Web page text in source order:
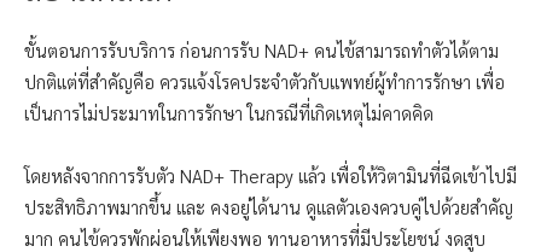
ขั้นตอนการรับบริการ ก่อนการรับ NAD+ คนไข้สามารถทำตัวได้ตาม
ปกติแต่ที่สำคัญคือ ควรแจ้งโรคประจำตัวกับแพทย์ผู้ทำการรักษา เพื่อ
เป็นการไม่ประมาทในการรักษา ในกรณีที่เกิดเหตุไม่คาดคิด
โดยหลังจากการรับตัว NAD+ Therapy แล้ว เพื่อให้วิตามินที่ฉีดเข้าไปมี
ประสิทธิภาพมากขึ้น และ คงอยู่ได้นาน ดูแลตัวเองควบคู่ไปด้วยสำคัญ
มาก คนไข้ควรพักผ่อนให้เพียงพอ ทานอาหารที่มีประโยชน์ งดสูบ